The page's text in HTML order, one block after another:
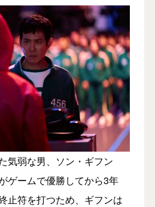
気弱な男、ソン・ギフン
ゲームで優勝してから3年
止符を打つため、ギフンは